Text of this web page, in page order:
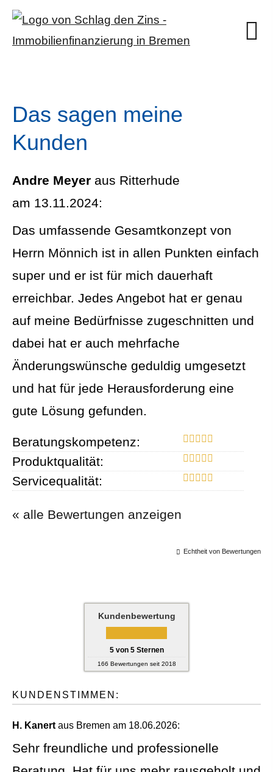
Das sagen meine
Kunden
Andre Meyer aus Ritterhude
am 13.11.2024:
Das umfassende Gesamtkonzept von
Herrn Mönnich ist in allen Punkten einfach
super und er ist für mich dauerhaft
erreichbar. Jedes Angebot hat er genau
auf meine Bedürfnisse zugeschnitten und
dabei hat er auch mehrfache
Änderungswünsche geduldig umgesetzt
und hat für jede Herausforderung eine
gute Lösung gefunden.
Beratungskompetenz:
Produktqualität:
Servicequalität:
« alle Bewertungen anzeigen
Echtheit von Bewertungen
Kundenbewertung
5von 5Sternen
166 Bewertungen seit 2018
KUNDENSTIMMEN:
H. Kanert aus Bremen am 18.06.2026:
Sehr freundliche und professionelle